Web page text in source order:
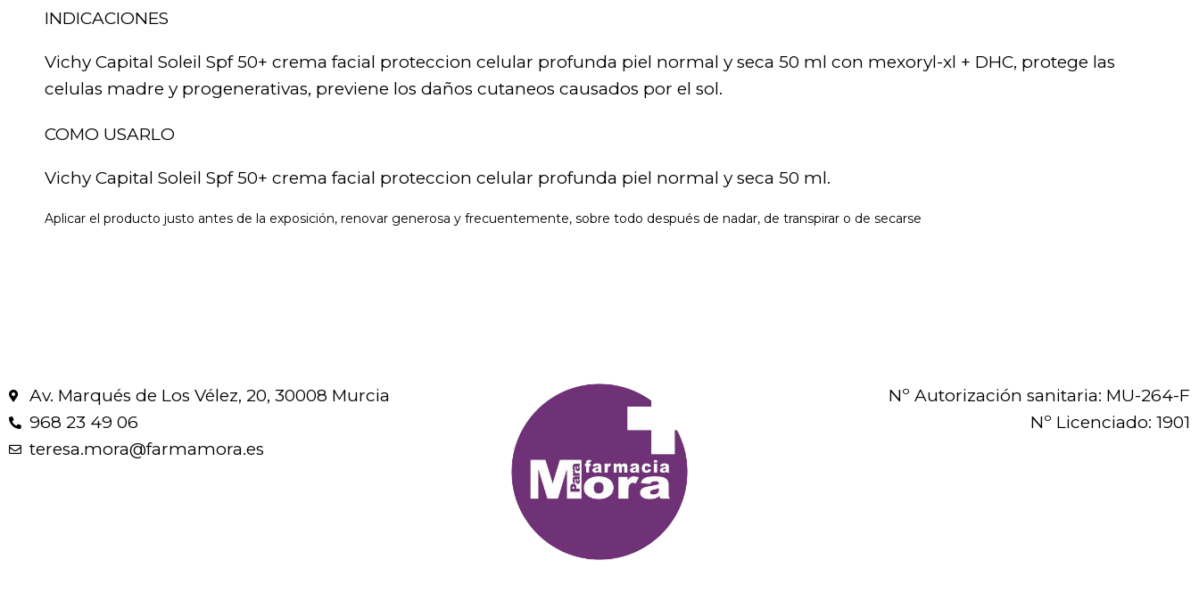
INDICACIONES
Vichy Capital Soleil Spf 50+ crema facial proteccion celular profunda piel normal y seca 50 ml con mexoryl-xl + DHC, protege las
celulas madre y progenerativas, previene los daños cutaneos causados por el sol.
COMO USARLO
Vichy Capital Soleil Spf 50+ crema facial proteccion celular profunda piel normal y seca 50 ml.
Aplicar el producto justo antes de la exposición, renovar generosa y frecuentemente, sobre todo después de nadar, de transpirar o de secarse
Av. Marqués de Los Vélez, 20, 30008 Murcia
968 23 49 06
teresa.mora@farmamora.es
Nº Autorización sanitaria: MU-264-F
Nº Licenciado: 1901